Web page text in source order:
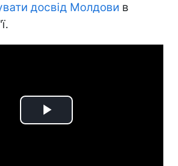
досвід Молдови в
Play